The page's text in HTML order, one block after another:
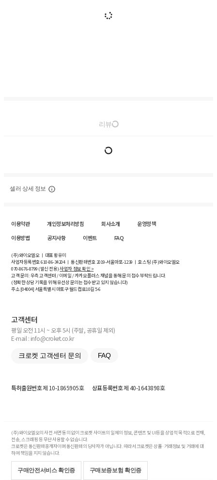
리뷰
셀러 상세 정보
이용약관 개인정보처리방침 회사소개
운영정책
이용방법
공지사항 이벤트 FAQ
(주)와이오엘오 ㅣ 대표 황유미
사업자등록번호610-86-34204ㅣ 통신판매번호 2019-서울마포-1239 ㅣ 호스팅 (주)와이오엘오
070-8676-8799 (발신 전용)사업자 정보 확인 >
고객 문의: 우측 고객센터 / 이메일 / 카카오플러스 채널을 통해 문의 접수 부탁드립니다.
(정확한 상담 기록을 위해 유선상 문의는 접수받고 있지 않습니다)
주소 [04004] 서울특별시 마포구 월드컵로10길5-6
고객센터
평일 오전 11시 ~ 오후 5시 (주말, 공휴일 제외)
E-mail : info@croket.co.kr
크로켓 고객센터 문의 FAQ
특허출원번호제 10-1865905호 상표등록번호제 40-1643898호
(주)와이오엘오의 사전 서면 동의 없이 크로켓 사이트의 일체의 정보, 콘텐츠 및 UI등을 상업적 목적으로 전재,
전송, 스크래핑 등 무단 사용할 수 없습니다.
크로켓은 통신판매중개자이며 통신판매의 당사자가 아닙니다. 따라서 크로켓은 상품·거래정보 및 거래에 대
하여 책임을 지지 않습니다.
구매안전서비스 확인증 구매보증보험 확인증